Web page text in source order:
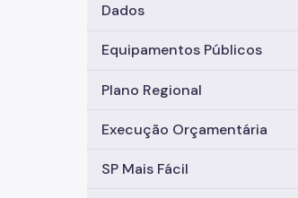
Dados
Equipamentos Públicos
Plano Regional
Execução Orçamentária
SP Mais Fácil